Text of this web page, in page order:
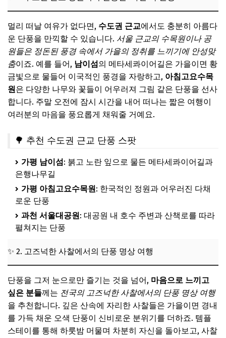
멀리 떠날 여유가 없다면, 수도권 근교에서도 충분히 아름다
운 단풍을 만끽할 수 있습니다. 서울 근교의 수목원이나 공
원들은 정돈된 풍경 속에서 가을의 정취를 느끼기에 안성맞
춤이죠. 예를 들어, 남이섬의 메타세콰이어길은 가을이면 황
금빛으로 물들어 이국적인 풍경을 자랑하고, 아침고요수목
원은 다양한 나무와 꽃들이 어우러져 그림 같은 단풍을 선사
합니다. 주말 오전에 잠시 시간을 내어 떠나는 짧은 여행이
여러분의 마음을 풍요롭게 채워줄 거예요.
🌳 추천 수도권 근교 단풍 스팟
가평 남이섬: 붉고 노란 잎으로 물든 메타세콰이어길과
은행나무길
가평 아침고요수목원: 한국적인 정원과 어우러진 다채
로운 단풍
과천 서울대공원: 대공원 내 호수 주변과 산책로를 따라
펼쳐지는 단풍
✨ 2. 고즈넉한 사찰에서의 단풍 명상 여행
단풍을 그저 눈으로만 즐기는 것을 넘어, 마음으로 느끼고
싶은 분들께는 전국의 고즈넉한 사찰에서의 단풍 명상 여행
을 추천합니다. 깊은 산속에 자리한 사찰들은 가을이면 경내
를 가득 채운 오색 단풍이 신비로운 분위기를 더하죠. 템플
스테이를 통해 하룻밤 머물며 차분히 자신을 돌아보고, 사찰